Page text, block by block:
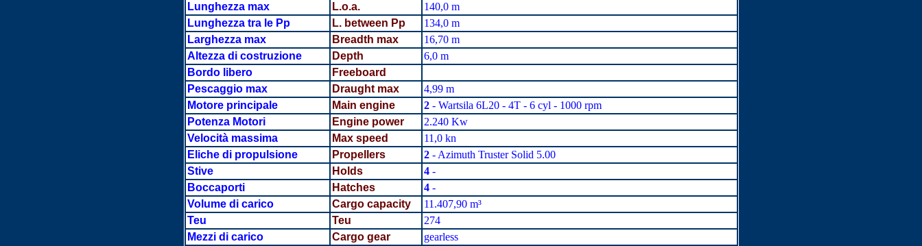
Lunghezza max
L.o.a.
140,0 m
Lunghezza tra le Pp
L. between Pp
134,0 m
Larghezza max
Breadth max
16,70 m
Altezza di costruzione
Depth
6,0 m
Bordo libero
Freeboard
Pescaggio max
Draught max
4,99 m
Motore principale
Main engine 2- Wartsila 6L20 - 4T - 6 cyl - 1000 rpm
Potenza Motori
Engine power
2.240 Kw
Velocità massima
Max speed
11,0 kn
Eliche di propulsione
Propellers 2 - Azimuth Truster Solid 5.00
Stive
Holds 4-
Boccaporti
Hatches 4-
Volume di carico
Cargo capacity
11.407,90 m³
Teu
Teu
274
Mezzi di carico
Cargo gear gearless